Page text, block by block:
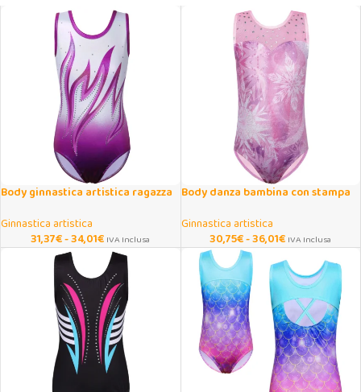
Body ginnastica artistica ragazza
Ginnastica artistica
31,37€-34,01€ IVA Inclusa
Body danza bambina con stampa
Ginnastica artistica
30,75€-36,01€ IVA Inclusa